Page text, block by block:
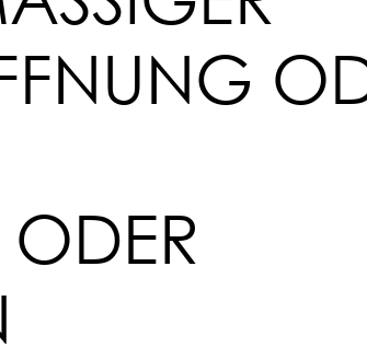
ODER
ZWE